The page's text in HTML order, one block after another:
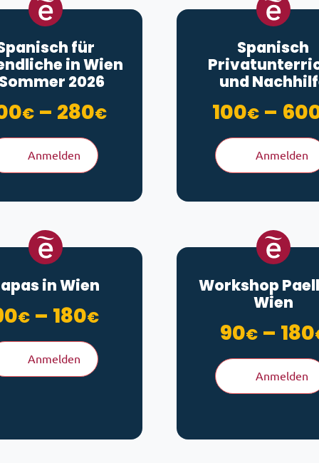
für
in Wien
2026
€ – 280€Preisspanne: 200€
Anmelden
Spanisch
und
100€ –
Anmelden
in Wien
€ – 180€Preisspanne: 90€ bis
Anmelden
Workshop
Wien
90€ – 180
Anmelden